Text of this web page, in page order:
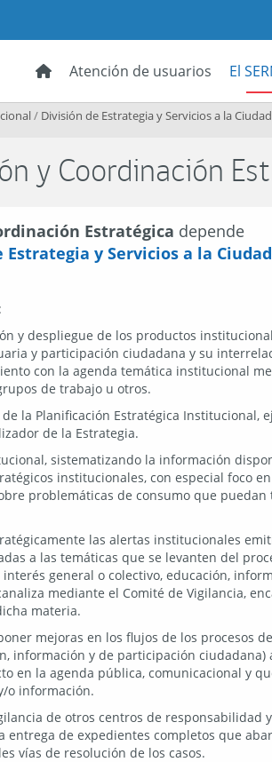
Atención de usuarios El
/ División de Estrategia y Servicios a la
y Coordinación
Estratégica depende
Estrategia y Servicios a la
y despliegue de los productos
y participación ciudadana y su
con la agenda temática institucional
de trabajo u otros.
la Planificación Estratégica Institucional,
de la Estrategia.
sistematizando la información
institucionales, con especial foco
problemáticas de consumo que
las alertas institucionales
a las temáticas que se levanten del
general o colectivo, educación,
mediante el Comité de Vigilancia,
materia.
mejoras en los flujos de los procesos
información y de participación ciudadana)
en la agenda pública, comunicacional y
o información.
de otros centros de responsabilidad
entrega de expedientes completos que
vías de resolución de los casos.